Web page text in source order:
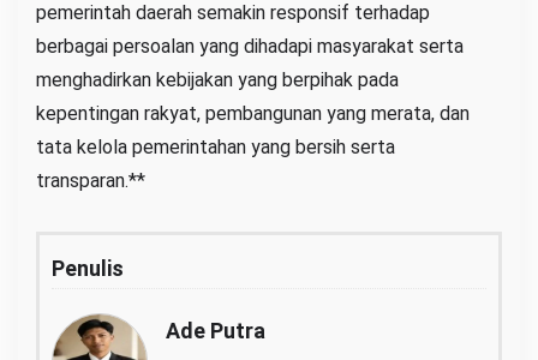
pemerintah daerah semakin responsif terhadap
berbagai persoalan yang dihadapi masyarakat serta
menghadirkan kebijakan yang berpihak pada
kepentingan rakyat, pembangunan yang merata, dan
tata kelola pemerintahan yang bersih serta
transparan.**
Penulis
Ade Putra